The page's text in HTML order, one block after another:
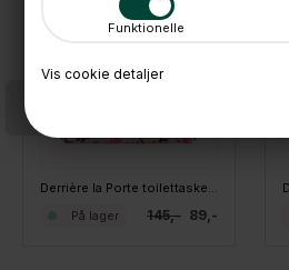
Funktionelle
Vis cookie detaljer
SPAR
39%
Derrière la Porte toilettaske - TRAPEZE Amour Fou
145,- 89,-
På lager